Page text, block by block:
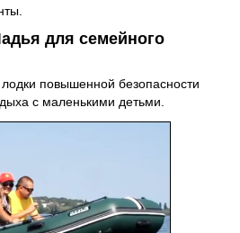
для семейного
повышенной безопасности
с маленькими детьми.